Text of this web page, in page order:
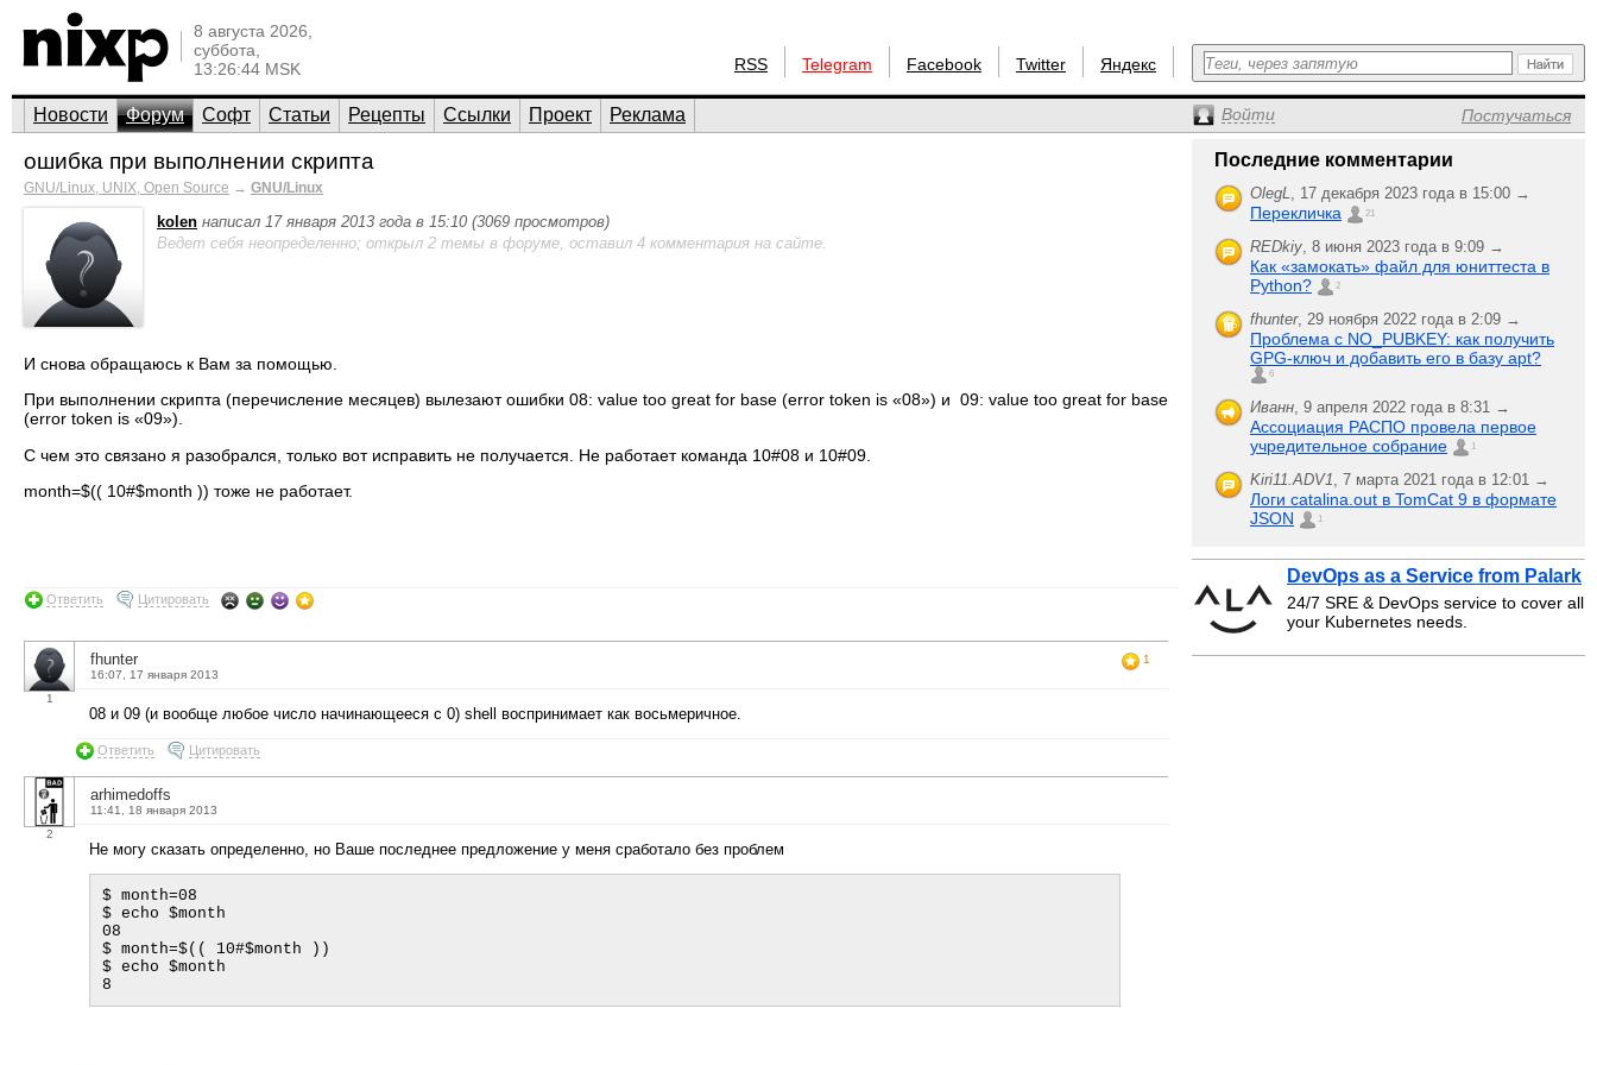
8 августа 2026,
суббота,
13:26:44 MSK
RSS Telegram Facebook Twitter Яндекс
Новости Форум Софт Статьи Рецепты Ссылки Проект Реклама Войти Постучаться
ошибка при выполнении скрипта
GNU/Linux, UNIX, Open Source → GNU/Linux
kolen написал 17 января 2013 года в 15:10 (3069 просмотров)
Ведет себя неопределенно; открыл 2 темы в форуме, оставил 4 комментария на сайте.
И снова обращаюсь к Вам за помощью.
При выполнении скрипта (перечисление месяцев) вылезают ошибки 08: value too great for base (error token is «08») и 09: value too great for base
(error token is «09»).
С чем это связано я разобрался, только вот исправить не получается. Не работает команда 10#08 и 10#09.
month=$(( 10#$month )) тоже не работает.
Ответить Цитировать
1
fhunter
16:07, 17 января 2013
1
08 и 09 (и вообще любое число начинающееся с 0) shell воспринимает как восьмеричное.
Ответить Цитировать
2
arhimedoffs
11:41, 18 января 2013
Не могу сказать определенно, но Ваше последнее предложение у меня сработало без проблем
$ month=08
$ echo $month
08
$ month=$(( 10#$month ))
$ echo $month
Последние комментарии
OlegL, 17 декабря 2023 года в 15:00 →
Перекличка 21
REDkiy, 8 июня 2023 года в 9:09 →
Как «замокать» файл для юниттеста в
Python?
2
fhunter, 29 ноября 2022 года в 2:09 →
Проблема с NO_PUBKEY: как получить
GPG-ключ и добавить его в базу apt?
6
Иванн, 9 апреля 2022 года в 8:31 →
Ассоциация РАСПО провела первое
учредительное собрание
1
Kiri11.ADV1, 7 марта 2021 года в 12:01 →
Логи catalina.out в TomCat 9 в формате
JSON
1
DevOps as a Service from Palark
24/7 SRE & DevOps service to cover all
your Kubernetes needs.